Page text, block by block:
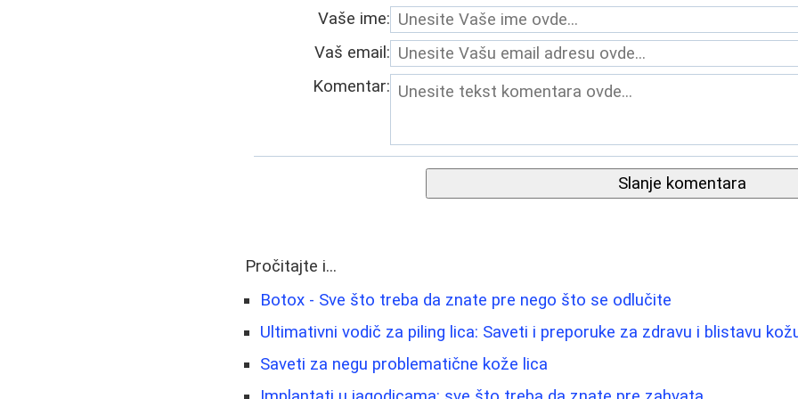
Vaše ime:
Vaš email:
Komentar:
Slanje komentara
Pročitajte i...
Botox - Sve što treba da znate pre nego što se odlučite
Ultimativni vodič za piling lica: Saveti i preporuke za zdravu i blistavu
Saveti za negu problematične kože lica